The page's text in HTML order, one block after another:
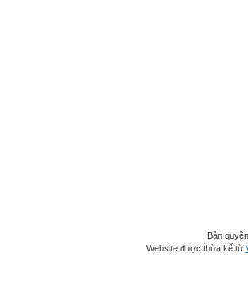
Bản
Website được thừa kế từ